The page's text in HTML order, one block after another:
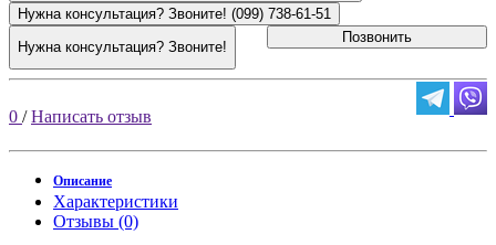
Нужна консультация? Звоните! (099) 738-61-51
Нужна консультация? Звоните!
Позвонить
0 /Написать отзыв
Описание
Характеристики
Отзывы (0)